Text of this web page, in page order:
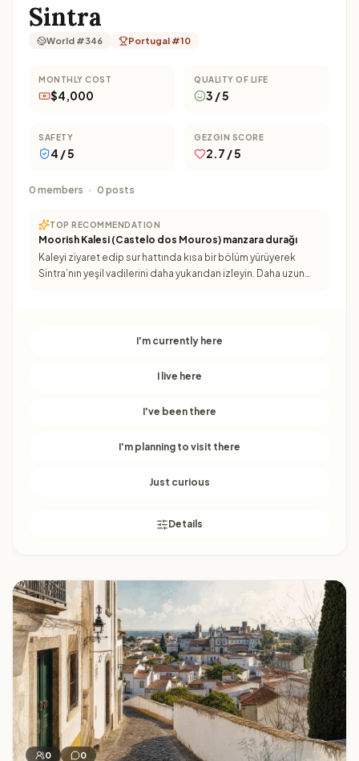
Sintra
World #346 Portugal #10
MONTHLY COST
$4,000
QUALITY OF LIFE
3 / 5
SAFETY
4 / 5
GEZGIN SCORE
2.7 / 5
0 members · 0 posts
TOP RECOMMENDATION
Moorish Kalesi (Castelo dos Mouros) manzara durağı
Kaleyi ziyaret edip sur hattında kısa bir bölüm yürüyerek
Sintra’nın yeşil vadilerini daha yukarıdan izleyin. Daha uzun
I'm currently here
I live here
I've been there
I'm planning to visit there
Just curious
Details
0 0